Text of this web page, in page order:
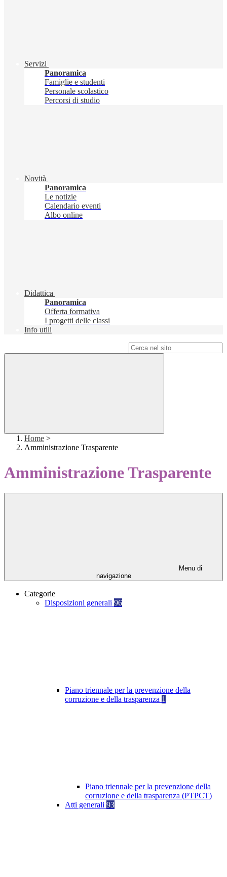
Servizi
Panoramica
Famiglie e studenti
Personale scolastico
Percorsi di studio
Novità
Panoramica
Le notizie
Calendario eventi
Albo online
Didattica
Panoramica
Offerta formativa
I progetti delle classi
Info utili
Home >
Amministrazione Trasparente
Amministrazione Trasparente
Menu di
navigazione
Categorie
Disposizioni generali 96
Piano triennale per la prevenzione della
corruzione e della trasparenza 1
Piano triennale per la prevenzione della
corruzione e della trasparenza (PTPCT)
Atti generali 93